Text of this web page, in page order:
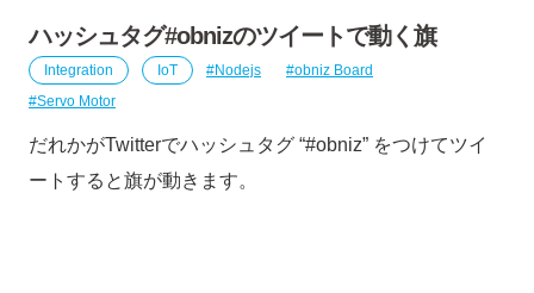
ハッシュタグ#obnizのツイートで動く旗
Integration IoT Nodejs
obniz Board
Servo Motor
だれかがTwitterでハッシュタグ “#obniz” をつけてツイ
ートすると旗が動きます。